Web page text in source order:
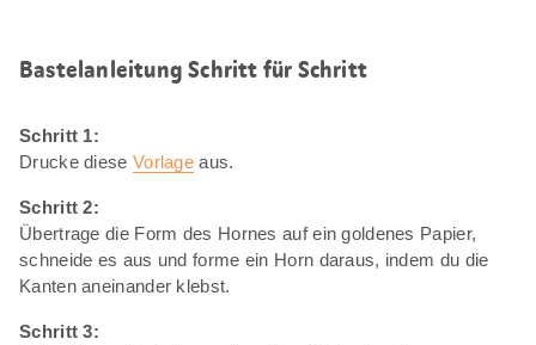
Bastelanleitung Schritt für Schritt
Schritt 1:
Drucke diese Vorlage aus.
Schritt 2:
Übertrage die Form des Hornes auf ein goldenes Papier,
schneide es aus und forme ein Horn daraus, indem du die
Kanten aneinander klebst.
Schritt 3: